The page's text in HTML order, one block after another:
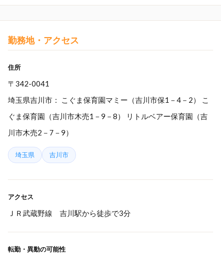
勤務地・アクセス
住所
〒342-0041
埼玉県吉川市： こぐま保育園マミー（吉川市保1－4－2） こ
ぐま保育園（吉川市木売1－9－8） リトルベアー保育園（吉
川市木売2－7－9）
埼玉県 吉川市
アクセス
ＪＲ武蔵野線 吉川駅から徒歩で3分
転勤・異動の可能性